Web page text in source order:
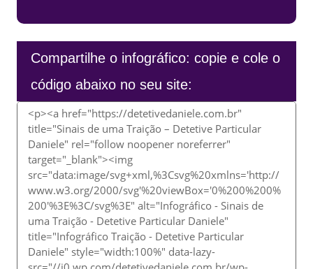
Compartilhe o infográfico: copie e cole o
código abaixo no seu site: